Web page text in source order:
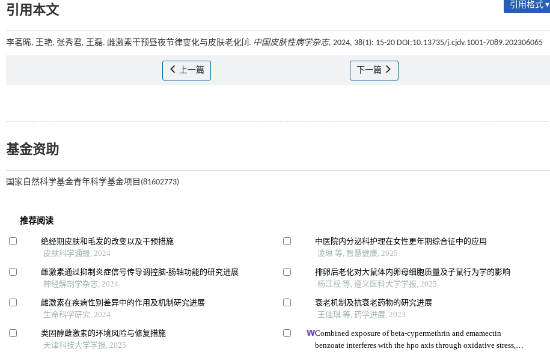
引用本文 引用格式 ▾
李茗晞, 王艳, 张秀君, 王磊. 雌激素干预昼夜节律变化与皮肤老化[J]. 中国皮肤性病学杂志, 2024, 38(1): 15-20 DOI:10.13735/j.cjdv.1001-7089.202306065
上一篇 下一篇
基金资助
国家自然科学基金青年科学基金项目(81602773)